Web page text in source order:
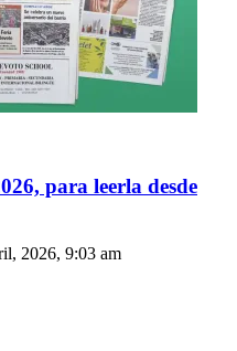
para leerla desde
2026, 9:03 am